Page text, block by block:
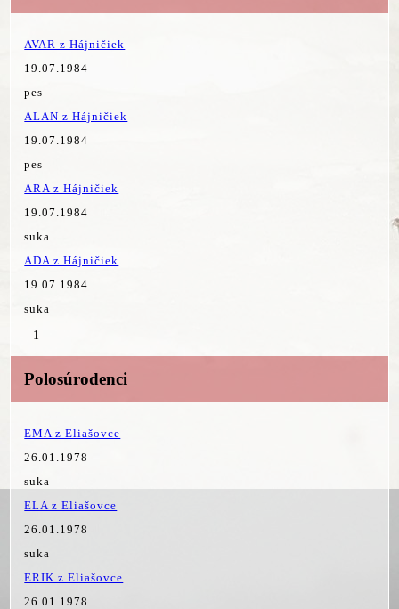
AVAR z Hájničiek
19.07.1984
pes
ALAN z Hájničiek
19.07.1984
pes
ARA z Hájničiek
19.07.1984
suka
ADA z Hájničiek
19.07.1984
suka
1
Polosúrodenci
EMA z Eliašovce
26.01.1978
suka
ELA z Eliašovce
26.01.1978
suka
ERIK z Eliašovce
26.01.1978